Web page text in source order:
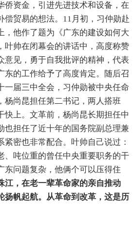
侨资金，引进先进技术和设备，在
偿贸易的想法。11月初，习仲勋赴
，他作了题为《广东的建设如何大
叶帅在闭幕会的讲话中，高度称赞
意见，勇于自我批评的精神，代表
东的工作给予了高度肯定。随后召
一届三中全会，习仲勋被中央任命
杨尚昆担任第二书记，两人搭班
快上。文革前，杨尚昆长期担任中
也担任了近十年的国务院副总理兼
紧密也非常配合。叶帅自己说过：
、吨位重的曾任中央重要职务的干
东问题复杂，他俩个可以压得住
江，在老一辈革命家的亲自推动
扬帆起航。从革命到改革，这是历